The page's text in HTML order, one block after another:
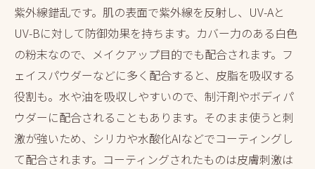
紫外線錯乱です。肌の表面で紫外線を反射し、UV-Aと
UV-Bに対して防御効果を持ちます。カバー力のある白色
の粉末なので、メイクアップ目的でも配合されます。フ
ェイスパウダーなどに多く配合すると、皮脂を吸収する
役割も。水や油を吸収しやすいので、制汗剤やボディパ
ウダーに配合されることもあります。そのまま使うと刺
激が強いため、シリカや水酸化AIなどでコーティングし
て配合されます。コーティングされたものは皮膚刺激は